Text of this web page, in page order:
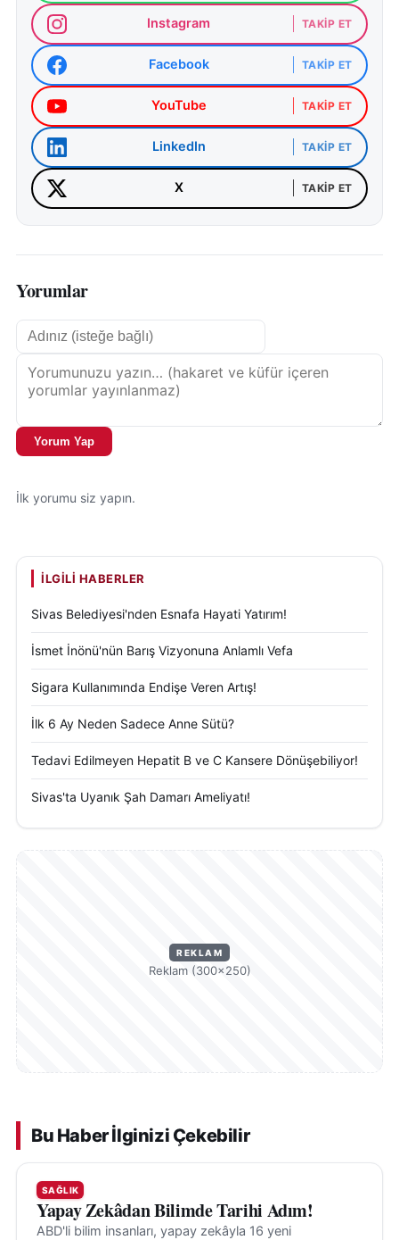
Instagram TAKIP ET
Facebook TAKIP ET
YouTube TAKIP ET
LinkedIn TAKIP ET
X TAKIP ET
Yorumlar
Yorum Yap
İlk yorumu siz yapın.
İLGILI HABERLER
Sivas Belediyesi'nden Esnafa Hayati Yatırım!
İsmet İnönü'nün Barış Vizyonuna Anlamlı Vefa
Sigara Kullanımında Endişe Veren Artış!
İlk 6 Ay Neden Sadece Anne Sütü?
Tedavi Edilmeyen Hepatit B ve C Kansere Dönüşebiliyor!
Sivas'ta Uyanık Şah Damarı Ameliyatı!
REKLAM
Reklam (300×250)
Bu Haber İlginizi Çekebilir
SAĞLIK
Yapay Zekâdan Bilimde Tarihi Adım!
ABD'li bilim insanları, yapay zekâyla 16 yeni